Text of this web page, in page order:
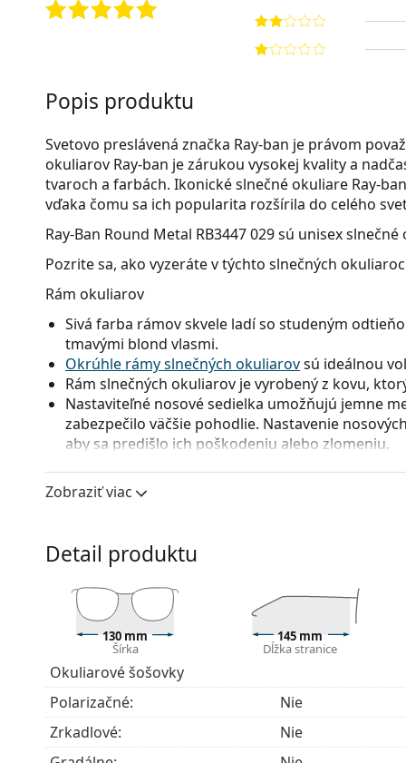
Popis produktu
Svetovo preslávená značka Ray-ban je právom
okuliarov Ray-ban je zárukou vysokej kvality a
tvaroch a farbách. Ikonické slnečné okuliare Ray-
vďaka čomu sa ich popularita rozšírila do celého
Ray-Ban Round Metal RB3447 029sú unisex slnečné
Pozrite sa, ako vyzeráte v týchto slnečných
Rám okuliarov
Sivá farba rámov skvele ladí so studeným
tmavými blond vlasmi.
Okrúhle rámy slnečných okuliarovsú ideálnou
Rám slnečných okuliarov je vyrobený z kovu,
Nastaviteľné nosové sedielka umožňujú jemne
zabezpečilo väčšie pohodlie. Nastavenie
aby sa predišlo ich poškodeniu alebo zlomeniu.
Okuliarové šošovky
Zelené sklá okuliarov zmierňujú intenzitu svetla
Okuliarové šošovky týchto slnečných okuliarov
ktorého nespornou výhodou je mimoriadna
vyniká najlepšími zobrazovacími vlastnosťami
okuliarových šošoviek.
Okuliare s UV 400 poskytujú 100 % ochranu
obsahujú slnečný filter kategórie 3
intenzívne slnečné žiarenie na pláži alebo v meste.
Príslušenstvo
Okuliare dodávame s originálnym puzdrom.
Handrička, ktorá je súčasťou balenia, je ideálna
Zobraziť viac
Detail produktu
130 mm
Šírka
145 mm
Dĺžka stranice
Okuliarové šošovky
Polarizačné:
Nie
Zrkadlové:
Nie